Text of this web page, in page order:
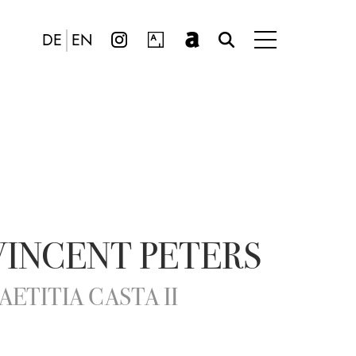
DE EN
PETERS
CASTA II